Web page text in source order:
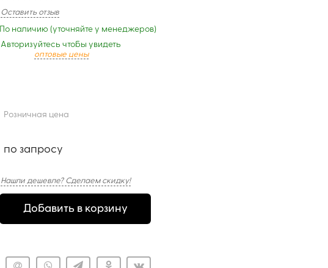
Оставить отзыв
По наличию (уточняйте у менеджеров)
Авторизуйтесь чтобы увидеть
оптовые цены
Розничная цена
по запросу
Нашли дешевле? Сделаем скидку!
Добавить в корзину